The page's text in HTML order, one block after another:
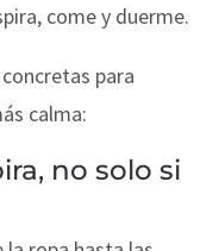
come y duerme.
para
calma:
no solo si